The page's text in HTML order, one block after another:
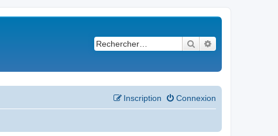
Rechercher
Connexion
Inscription